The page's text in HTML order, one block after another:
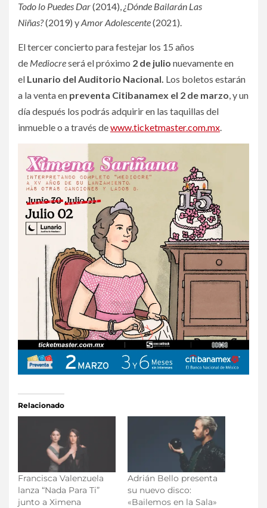
Todo lo Puedes Dar(2014),¿Dónde Bailarán Las
Niñas?(2019) yAmor Adolescente(2021).
El tercer concierto para festejar los 15 años
de Mediocreserá el próximo 2 de julio nuevamente en
el Lunario del Auditorio Nacional. Los boletos estarán
a la venta en preventa Citibanamex el 2 de marzo, y un
día después los podrás adquirir en las taquillas del
inmueble o a través dewww.ticketmaster.com.mx.
Relacionado
Francisca Valenzuela
lanza “Nada Para Ti”
junto a Ximena
Adrián Bello presenta
su nuevo disco:
«Bailemos en la Sala»